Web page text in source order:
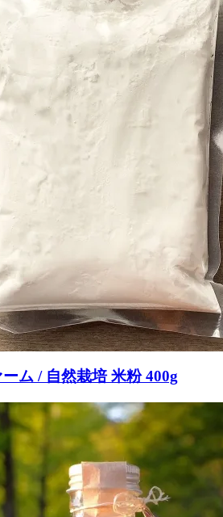
ム / 自然栽培 米粉 400g